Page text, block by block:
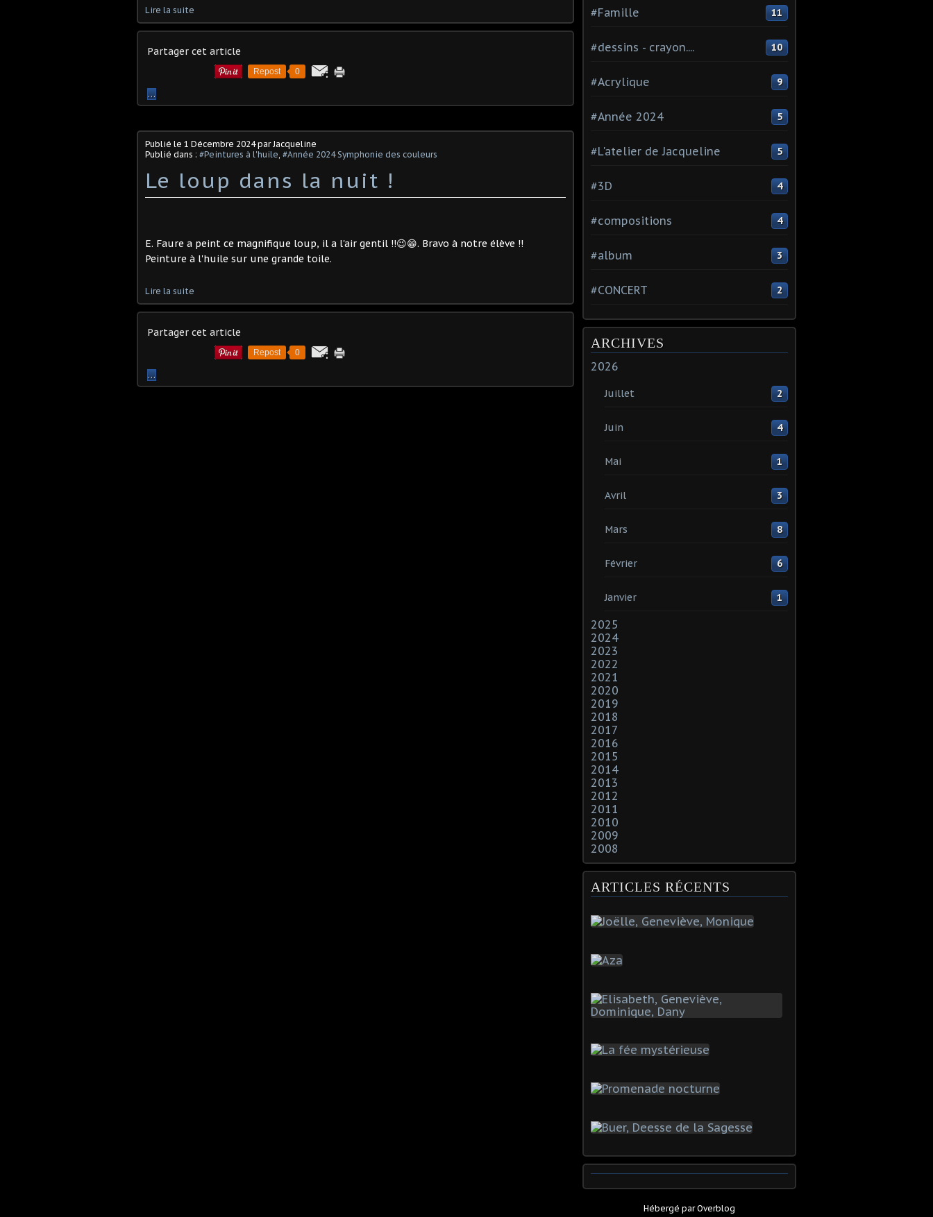
Lire la suite
Partager cet article
Repost 0
…
Publié le 1 Décembre 2024par Jacqueline
Publié dans : #Peintures à l'huile #Année 2024 Symphonie des couleurs
Le loup dans la nuit !
E. Faure a peint ce magnifique loup, il a l'air gentil !!😉😁. Bravo à notre élève !!
Peinture à l'huile sur une grande toile.
Lire la suite
Partager cet article
Repost 0
…
#Famille 11
#dessins - crayon.... 10
#Acrylique 9
#Année 2024 5
#L'atelier de Jacqueline 5
#3D 4
#compositions 4
#album 3
#CONCERT 2
ARCHIVES
2026
Juillet 2
Juin 4
Mai 1
Avril 3
Mars 8
Février 6
Janvier 1
2025
2024
2023
2022
2021
2020
2019
2018
2017
2016
2015
2014
2013
2012
2011
2010
2009
2008
ARTICLES RÉCENTS
Hébergé parOverblog